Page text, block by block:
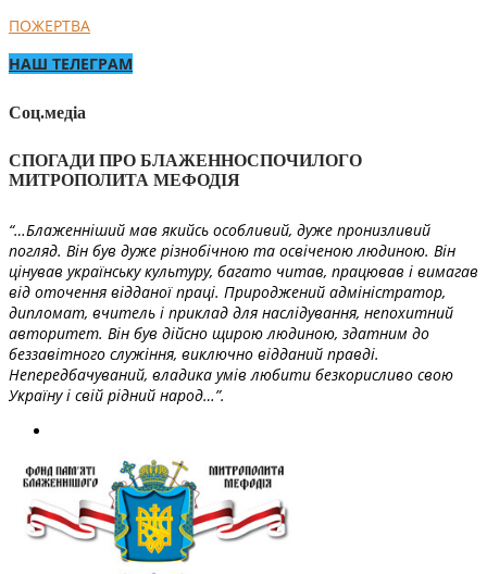
ПОЖЕРТВА
НАШ ТЕЛЕГРАМ
Соц.медіа
СПОГАДИ ПРО БЛАЖЕННОСПОЧИЛОГО
МИТРОПОЛИТА МЕФОДІЯ
“…Блаженніший мав якийсь особливий, дуже пронизливий
погляд. Він був дуже різнобічною та освіченою людиною. Він
цінував українську культуру, багато читав, працював і вимагав
від оточення відданої праці. Природжений адміністратор,
дипломат, вчитель і приклад для наслідування, непохитний
авторитет. Він був дійсно щирою людиною, здатним до
беззавітного служіння, виключно відданий правді.
Непередбачуваний, владика умів любити безкорисливо свою
Україну і свій рідний народ…”.